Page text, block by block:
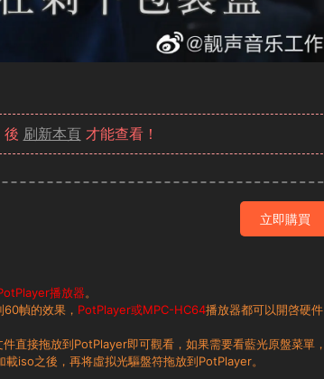
後 刷新本頁才能查看！
立即購買
播放器。
幀的效果， PotPlayer或MPC-HC64播放器都可以開啓硬件
直接拖放到PotPlayer即可觀看，如果需要看藍光原盤菜單，
iso之後，再将虛拟光驅盤符拖放到PotPlayer。